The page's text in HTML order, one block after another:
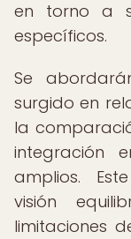
en torno a
específicos.
Se
surgido en
la
integración
amplios.
visión
limitaciones